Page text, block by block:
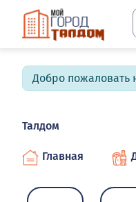
Добро пожаловать
Талдом
Главная